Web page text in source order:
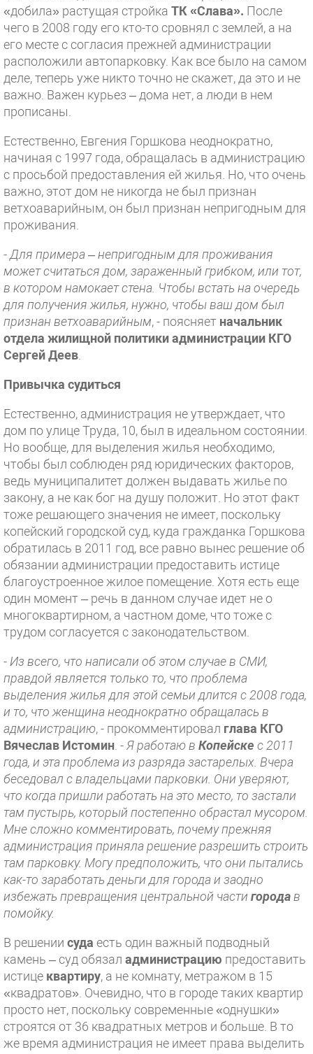
«добила» растущая стройка ТК «Слава». После
чего в 2008 году его кто-то сровнял с землей, а на
его месте с согласия прежней администрации
расположили автопарковку. Как все было на самом
деле, теперь уже никто точно не скажет, да это и не
важно. Важен курьез – дома нет, а люди в нем
прописаны.
Естественно, Евгения Горшкова неоднократно,
начиная с 1997 года, обращалась в администрацию
с просьбой предоставления ей жилья. Но, что очень
важно, этот дом не никогда не был признан
ветхоаварийным, он был признан непригодным для
проживания.
- Для примера – непригодным для проживания
может считаться дом, зараженный грибком, или тот,
в котором намокает стена. Чтобы встать на очередь
для получения жилья, нужно, чтобы ваш дом был
признан ветхоаварийным, - поясняет начальник
отдела жилищной политики администрации КГО
Сергей Деев
Привычка судиться
Естественно, администрация не утверждает, что
дом по улице Труда, 10, был в идеальном состоянии.
Но вообще, для выделения жилья необходимо,
чтобы был соблюден ряд юридических факторов,
ведь муниципалитет должен выдавать жилье по
закону, а не как бог на душу положит. Но этот факт
тоже решающего значения не имеет, поскольку
копейский городской суд, куда гражданка Горшкова
обратилась в 2011 год, все равно вынес решение об
обязании администрации предоставить истице
благоустроенное жилое помещение. Хотя есть еще
один момент – речь в данном случае идет не о
многоквартирном, а частном доме, что тоже с
трудом согласуется с законодательством.
- Из всего, что написали об этом случае в СМИ,
правдой является только то, что проблема
выделения жилья для этой семьи длится с 2008 года,
и то, что женщина неоднократно обращалась в
администрацию, - прокомментировал глава КГО
Вячеслав Истомин . - Я работаю в Копейске с 2011
года, и эта проблема из разряда застарелых. Вчера
беседовал с владельцами парковки. Они уверяют,
что когда пришли работать на это место, то застали
там пустырь, который постепенно обрастал мусором.
Мне сложно комментировать, почему прежняя
администрация приняла решение разрешить строить
там парковку. Могу предположить, что они пытались
как-то заработать деньги для города и заодно
избежать превращения центральной части городав
помойку.
В решении суда есть один важный подводный
камень – суд обязал администрацию предоставить
истице квартиру, а не комнату, метражом в 15
«квадратов». Очевидно, что в городе таких квартир
просто нет, поскольку современные «однушки»
строятся от 36 квадратных метров и больше. В то
же время администрация не имеет права выделить